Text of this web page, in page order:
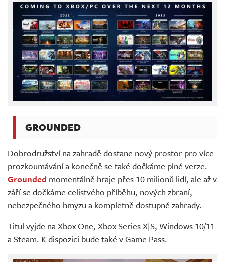
GROUNDED
Dobrodružství na zahradě dostane nový prostor pro více
prozkoumávání a konečně se také dočkáme plné verze.
Grounded momentálně hraje přes 10 milionů lidí, ale až v
září se dočkáme celistvého příběhu, nových zbraní,
nebezpečného hmyzu a kompletně dostupné zahrady.
Titul vyjde na Xbox One, Xbox Series X|S, Windows 10/11
a Steam. K dispozici bude také v Game Pass.